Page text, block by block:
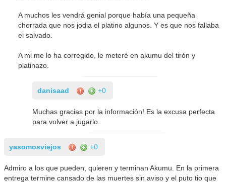
A muchos les vendrá genial porque había una pequeña
chorrada que nos jodia el platino algunos. Y es que nos fallaba
el salvado.
A mi me lo ha corregido, le meteré en akumu del tirón y
platinazo.
danisaad +0
Muchas gracias por la información! Es la excusa perfecta
para volver a jugarlo.
yasomosviejos +0
Admiro a los que pueden, quieren y terminan Akumu. En la primera
entrega termine cansado de las muertes sin aviso y el puto tio que